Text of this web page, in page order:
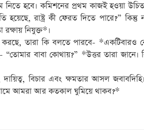
হবে। কমিশনের প্রথম কাজই হওয়া উচিত
হয়েছে, রাষ্ট্র কী ফেরত দিতে পারে?”
নিযুক্ত*।
তারা কি বলতে পারবে- *একটিবারও
বাবা কোথায়?” *উত্তর তারা জানে।
বিচার এবং ক্ষমতার আসল
আমরা আর কতকাল ঘুমিয়ে থাকব?*